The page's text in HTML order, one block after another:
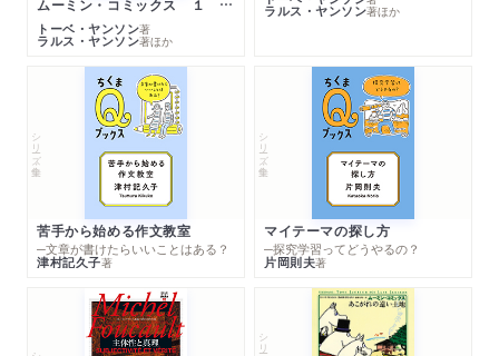
ムーミン・コミックス １ 黄金のしっぽ
トーベ・ヤンソン著
ラルス・ヤンソン著ほか
ラルス・ヤンソン著ほか
シリーズ・全集
苦手から始める作文教室
─文章が書けたらいいことはある？
津村記久子著
シリーズ・全集
マイテーマの探し方
─探究学習ってどうやるの？
片岡則夫著
シリーズ・全集